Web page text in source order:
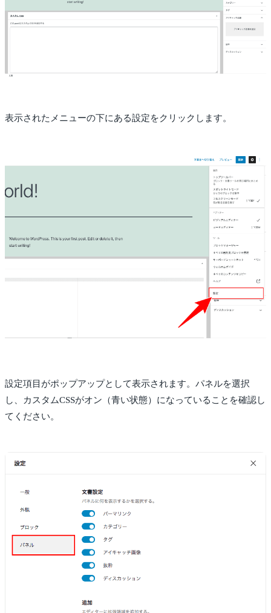
表示されたメニューの下にある設定をクリックします。
設定項目がポップアップとして表示されます。パネルを選択
し、カスタムCSSがオン（青い状態）になっていることを確認し
てください。